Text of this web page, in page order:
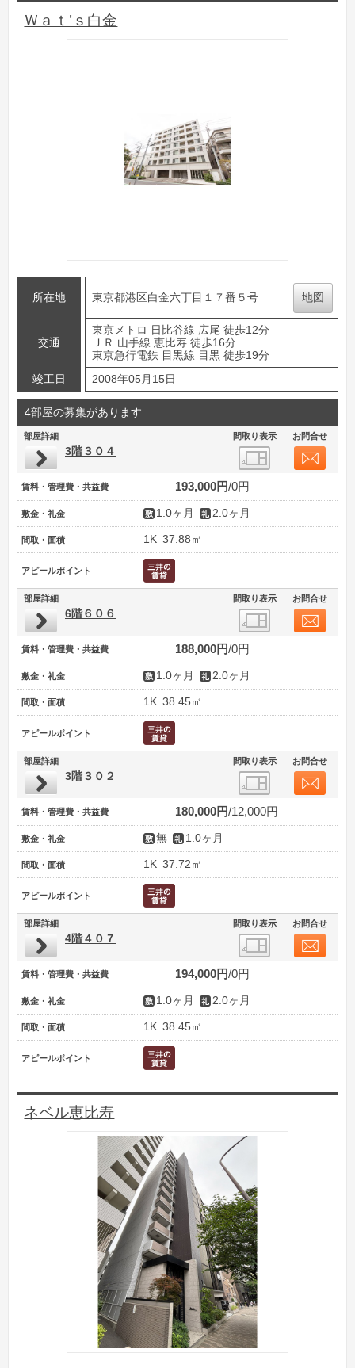
Ｗａｔ’ｓ白金
所在地 東京都港区白金六丁目１７番５号 地図
交通
東京メトロ 日比谷線 広尾 徒歩12分
ＪＲ 山手線 恵比寿 徒歩16分
東京急行電鉄 目黒線 目黒 徒歩19分
竣工日
2008年05月15日
4部屋の募集があります
部屋詳細 間取り表示 お問合せ
3階３０４
賃料・管理費・共益費 193,000円 0円
敷金・礼金 1.0ヶ月 2.0ヶ月
間取・面積 1K 37.88㎡
アピールポイント
部屋詳細 間取り表示 お問合せ
6階６０６
賃料・管理費・共益費 188,000円 0円
敷金・礼金 1.0ヶ月 2.0ヶ月
間取・面積 1K 38.45㎡
アピールポイント
部屋詳細 間取り表示 お問合せ
3階３０２
賃料・管理費・共益費 180,000円 12,000円
敷金・礼金 無 1.0ヶ月
間取・面積 1K 37.72㎡
アピールポイント
部屋詳細 間取り表示 お問合せ
4階４０７
賃料・管理費・共益費 194,000円 0円
敷金・礼金 1.0ヶ月 2.0ヶ月
間取・面積 1K 38.45㎡
アピールポイント
ネベル恵比寿